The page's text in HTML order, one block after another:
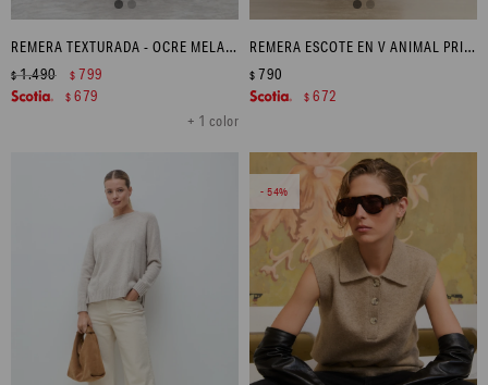
REMERA TEXTURADA - OCRE MELANGE
+ 1 color
$1.490 $ 799
$ 679
REMERA ESCOTE EN V ANIMAL PRINT - TOSTADO
$ 790
$ 672
54